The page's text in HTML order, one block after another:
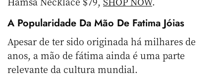
A Popularidade Da Mão De Fatima Jóias
Apesar de ter sido originada há milhares de
anos, a mão de fátima ainda é uma parte
relevante da cultura mundial.